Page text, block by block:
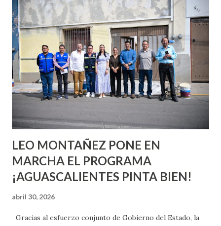
conoces ni la mitad de lo que deberías saber. Pero incluso
quienes ya han tenido relaciones sexuales no son expertos
o expertas en el tema. Siempre hay algo nuevo que
aprender y nuevas experiencias que conocer. Si eres una
chica y aún no has tenido relaciones sexuales, tal vez
pienses que el sexo será increíble y no puedas esperar para
experimentarlo, pero como cualquier persona con
experiencia te dirá, siempre es mejor cuando ambas partes
son suficientemen...
LEO MONTAÑEZ PONE EN
MARCHA EL PROGRAMA
¡AGUASCALIENTES PINTA BIEN!
abril 30, 2026
Gracias al esfuerzo conjunto de Gobierno del Estado, la